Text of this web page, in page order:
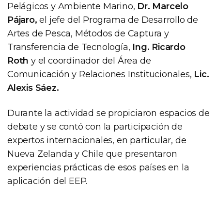
Pelágicos y Ambiente Marino, Dr. Marcelo
Pájaro, el jefe del Programa de Desarrollo de
Artes de Pesca, Métodos de Captura y
Transferencia de Tecnología, Ing. Ricardo
Roth y el coordinador del Área de
Comunicación y Relaciones Institucionales, Lic.
Alexis Sáez.
Durante la actividad se propiciaron espacios de
debate y se contó con la participación de
expertos internacionales, en particular, de
Nueva Zelanda y Chile que presentaron
experiencias prácticas de esos países en la
aplicación del EEP.